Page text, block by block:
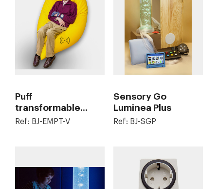
Puff
transformable...
Ref: BJ-EMPT-V
Sensory Go
Luminea Plus
Ref: BJ-SGP